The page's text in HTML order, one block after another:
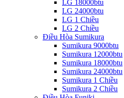
LG 18000btu
LG 24000btu
LG 1 Chiều
LG 2 Chiều
Điều Hòa Sumikura
Sumikura 9000btu
Sumikura 12000btu
Sumikura 18000btu
Sumikura 24000btu
Sumikura 1 Chiều
Sumikura 2 Chiều